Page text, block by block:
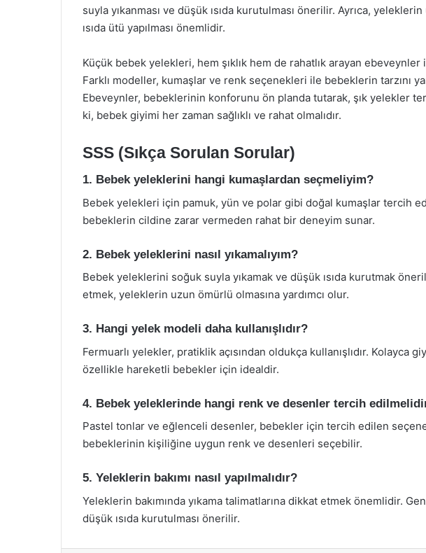
suyla yıkanması ve düşük ısıda kurutulması önerilir. Ayrıca,
ısıda ütü yapılması önemlidir.
Küçük bebek yelekleri, hem şıklık hem de rahatlık arayan
Farklı modeller, kumaşlar ve renk seçenekleri ile bebeklerin tarzını
Ebeveynler, bebeklerinin konforunu ön planda tutarak, şık yelekler
ki, bebek giyimi her zaman sağlıklı ve rahat olmalıdır.
SSS (Sıkça Sorulan Sorular)
1. Bebek yeleklerini hangi kumaşlardan seçmeliyim?
Bebek yelekleri için pamuk, yün ve polar gibi doğal kumaşlar tercih
bebeklerin cildine zarar vermeden rahat bir deneyim sunar.
2. Bebek yeleklerini nasıl yıkamalıyım?
Bebek yeleklerini soğuk suyla yıkamak ve düşük ısıda kurutmak
etmek, yeleklerin uzun ömürlü olmasına yardımcı olur.
3. Hangi yelek modeli daha kullanışlıdır?
Fermuarlı yelekler, pratiklik açısından oldukça kullanışlıdır. Kolayca
özellikle hareketli bebekler için idealdir.
4. Bebek yeleklerinde hangi renk ve desenler tercih
Pastel tonlar ve eğlenceli desenler, bebekler için tercih edilen
bebeklerinin kişiliğine uygun renk ve desenleri seçebilir.
5. Yeleklerin bakımı nasıl yapılmalıdır?
Yeleklerin bakımında yıkama talimatlarına dikkat etmek önemlidir.
düşük ısıda kurutulması önerilir.